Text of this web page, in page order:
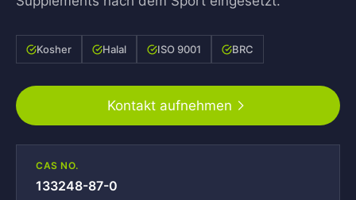
Kosher Halal ISO 9001 BRC
Kontakt aufnehmen
CAS NO.
133248-87-0